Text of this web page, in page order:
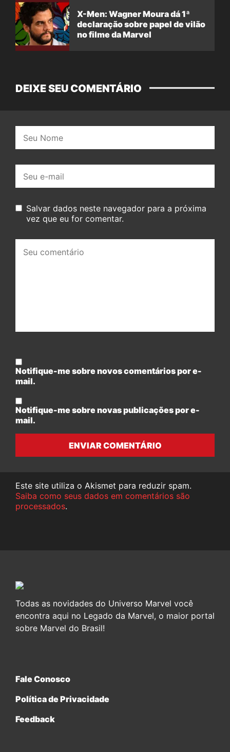
X-Men: Wagner Moura dá 1ª
declaração sobre papel de vilão
no filme da Marvel
DEIXE SEU COMENTÁRIO
mail:
Salvar dados neste navegador para a próxima
vez que eu for comentar.
comentário:
Notifique-me sobre novos comentários por e-
mail.
Notifique-me sobre novas publicações por e-
mail.
ENVIAR COMENTÁRIO
Este site utiliza o Akismet para reduzir spam.
Saiba como seus dados em comentários são
processados.
Todas as novidades do Universo Marvel você
encontra aqui no Legado da Marvel, o maior portal
sobre Marvel do Brasil!
Fale Conosco
Política de Privacidade
Feedback